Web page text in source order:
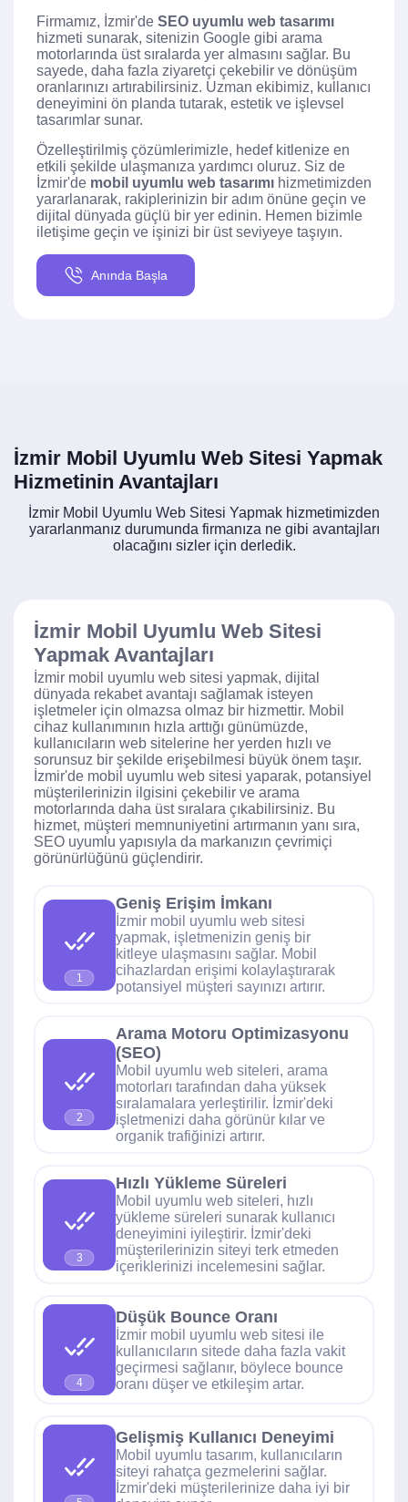
Firmamız, İzmir'de SEO uyumlu web tasarımı
hizmeti sunarak, sitenizin Google gibi arama
motorlarında üst sıralarda yer almasını sağlar. Bu
sayede, daha fazla ziyaretçi çekebilir ve dönüşüm
oranlarınızı artırabilirsiniz. Uzman ekibimiz, kullanıcı
deneyimini ön planda tutarak, estetik ve işlevsel
tasarımlar sunar.
Özelleştirilmiş çözümlerimizle, hedef kitlenize en
etkili şekilde ulaşmanıza yardımcı oluruz. Siz de
İzmir'de mobil uyumlu web tasarımı hizmetimizden
yararlanarak, rakiplerinizin bir adım önüne geçin ve
dijital dünyada güçlü bir yer edinin. Hemen bizimle
iletişime geçin ve işinizi bir üst seviyeye taşıyın.
Anında Başla
İzmir Mobil Uyumlu Web Sitesi Yapmak
Hizmetinin Avantajları
İzmir Mobil Uyumlu Web Sitesi Yapmak hizmetimizden
yararlanmanız durumunda firmanıza ne gibi avantajları
olacağını sizler için derledik.
İzmir Mobil Uyumlu Web Sitesi
Yapmak Avantajları
İzmir mobil uyumlu web sitesi yapmak, dijital
dünyada rekabet avantajı sağlamak isteyen
işletmeler için olmazsa olmaz bir hizmettir. Mobil
cihaz kullanımının hızla arttığı günümüzde,
kullanıcıların web sitelerine her yerden hızlı ve
sorunsuz bir şekilde erişebilmesi büyük önem taşır.
İzmir'de mobil uyumlu web sitesi yaparak, potansiyel
müşterilerinizin ilgisini çekebilir ve arama
motorlarında daha üst sıralara çıkabilirsiniz. Bu
hizmet, müşteri memnuniyetini artırmanın yanı sıra,
SEO uyumlu yapısıyla da markanızın çevrimiçi
görünürlüğünü güçlendirir.
1
Geniş Erişim İmkanı
İzmir mobil uyumlu web sitesi
yapmak, işletmenizin geniş bir
kitleye ulaşmasını sağlar. Mobil
cihazlardan erişimi kolaylaştırarak
potansiyel müşteri sayınızı artırır.
2
Arama Motoru Optimizasyonu
(SEO)
Mobil uyumlu web siteleri, arama
motorları tarafından daha yüksek
sıralamalara yerleştirilir. İzmir'deki
işletmenizi daha görünür kılar ve
organik trafiğinizi artırır.
3
Hızlı Yükleme Süreleri
Mobil uyumlu web siteleri, hızlı
yükleme süreleri sunarak kullanıcı
deneyimini iyileştirir. İzmir'deki
müşterilerinizin siteyi terk etmeden
içeriklerinizi incelemesini sağlar.
4
Düşük Bounce Oranı
İzmir mobil uyumlu web sitesi ile
kullanıcıların sitede daha fazla vakit
geçirmesi sağlanır, böylece bounce
oranı düşer ve etkileşim artar.
Gelişmiş Kullanıcı Deneyimi
Mobil uyumlu tasarım, kullanıcıların
siteyi rahatça gezmelerini sağlar.
İzmir'deki müşterilerinize daha iyi bir